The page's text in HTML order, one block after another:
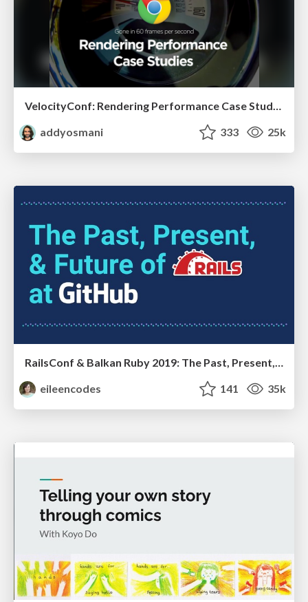
VelocityConf: Rendering Performance Case Studies
addyosmani
333 25k
eileencodes
141 35k